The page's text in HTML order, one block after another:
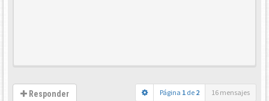
Responder Página 1 de 2 16 mensajes